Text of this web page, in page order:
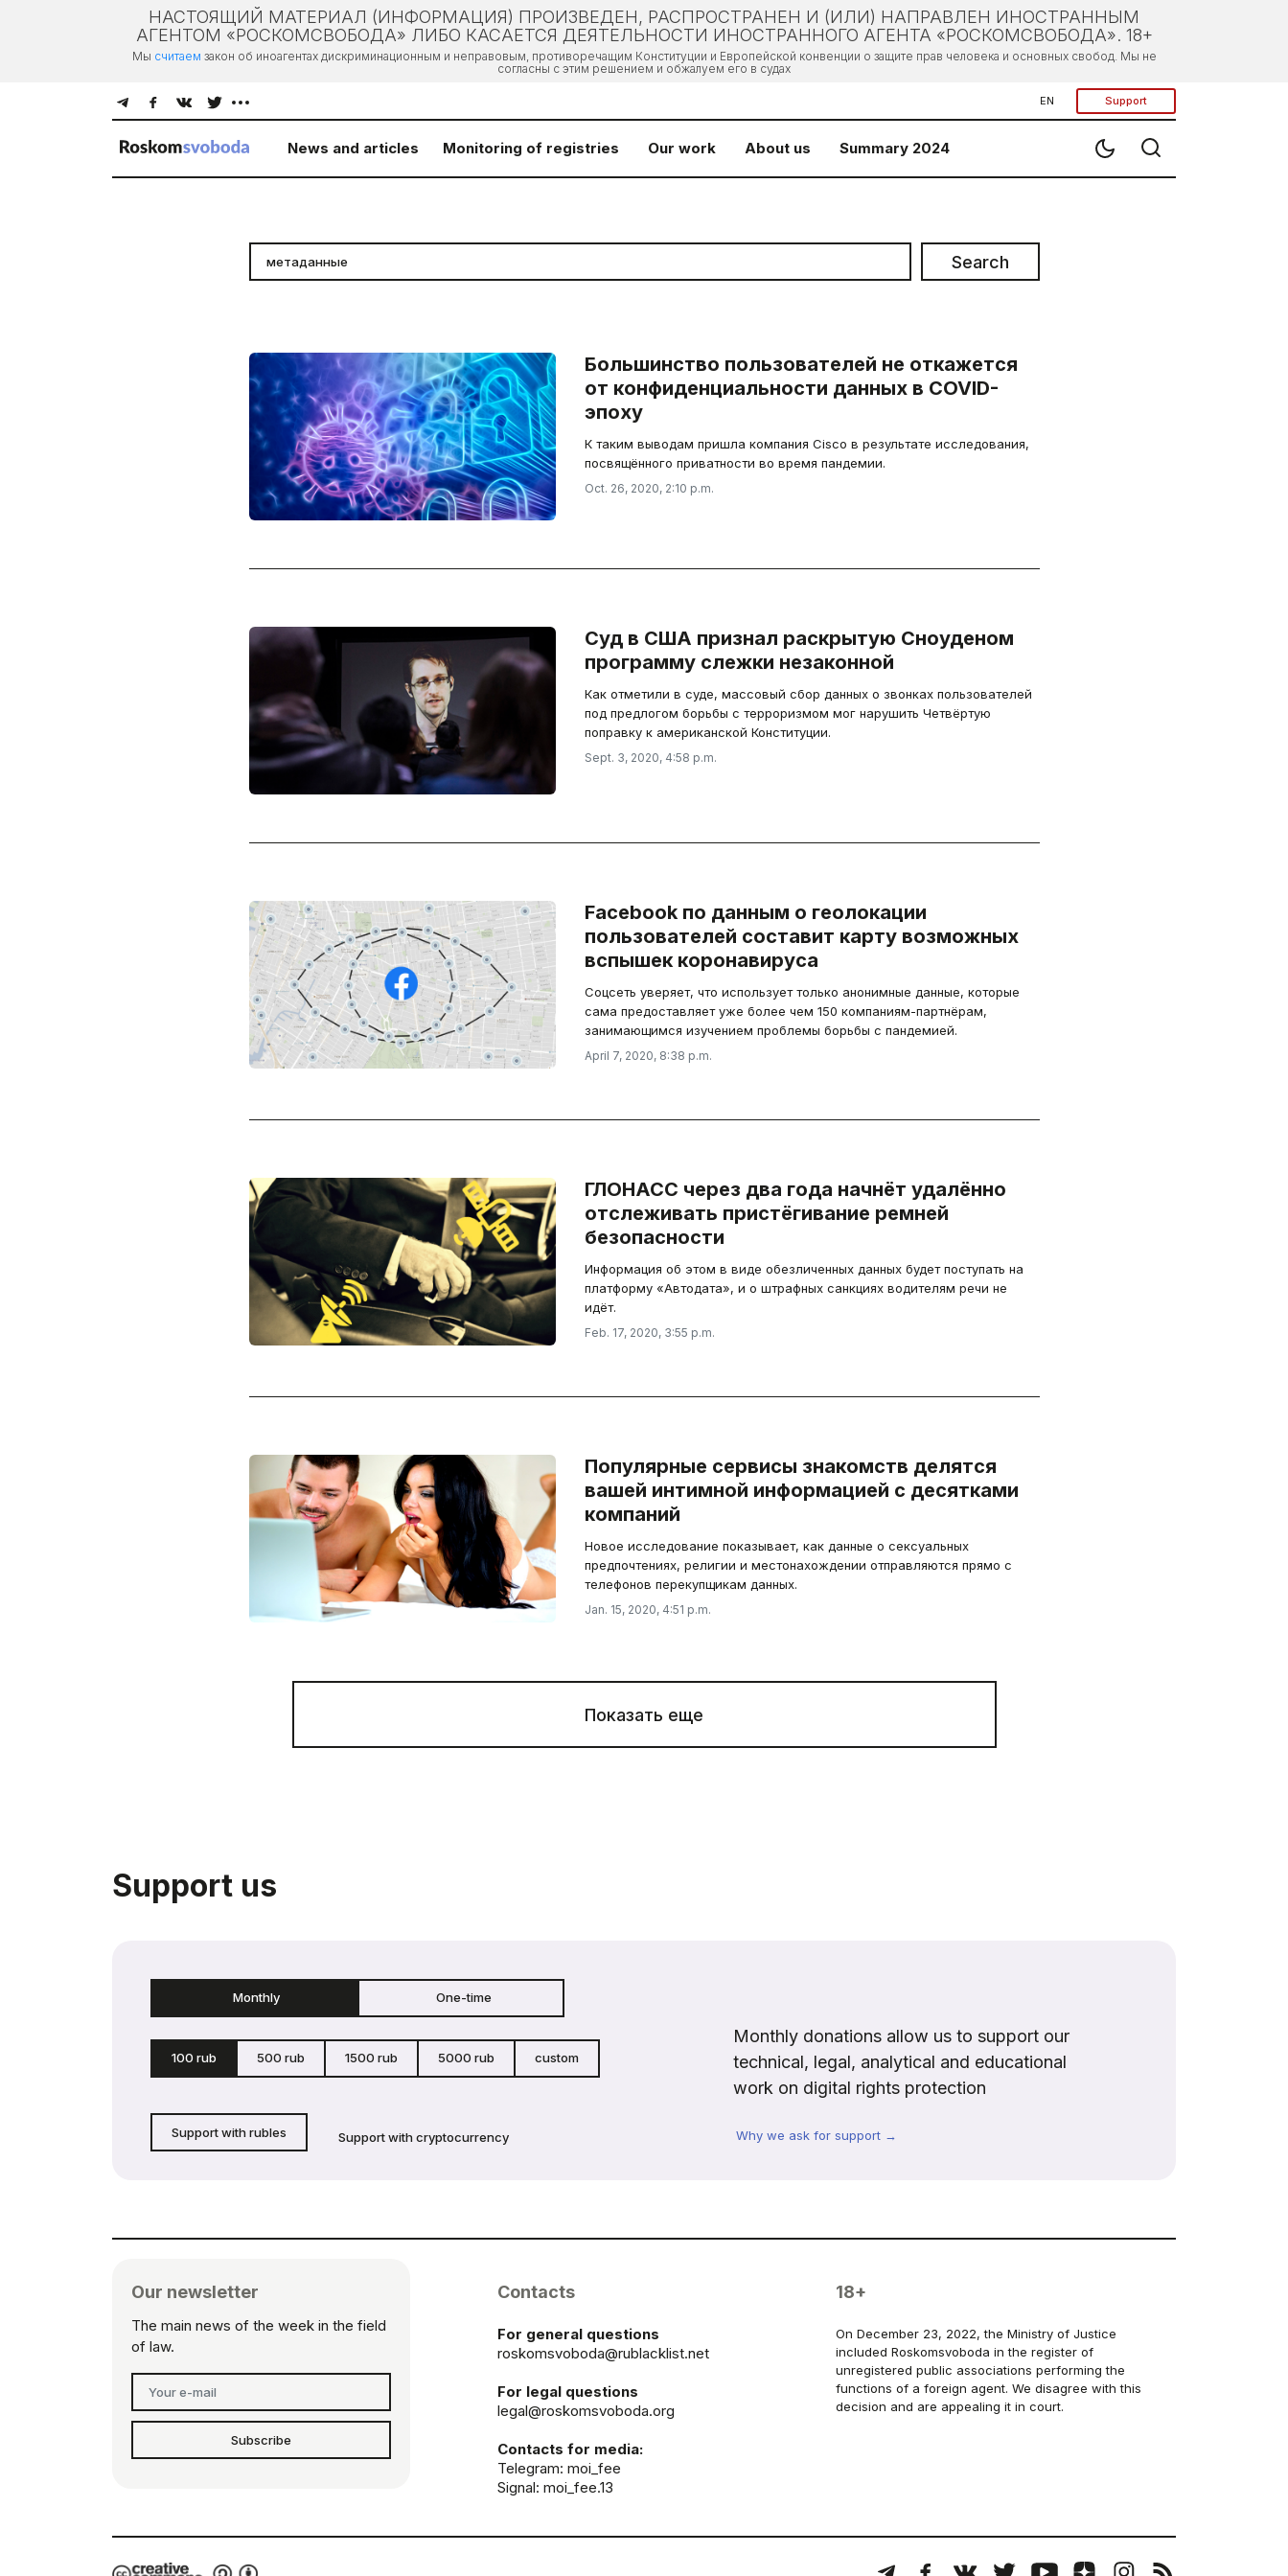
НАСТОЯЩИЙ МАТЕРИАЛ (ИНФОРМАЦИЯ) ПРОИЗВЕДЕН, РАСПРОСТРАНЕН И (ИЛИ) НАПРАВЛЕН ИНОСТРАННЫМ
АГЕНТОМ «РОСКОМСВОБОДА» ЛИБО КАСАЕТСЯ ДЕЯТЕЛЬНОСТИ ИНОСТРАННОГО АГЕНТА «РОСКОМСВОБОДА». 18+
Мы считаем закон об иноагентах дискриминационным и неправовым, противоречащим Конституции и Европейской конвенции о защите прав человека и основных свобод. Мы не
согласны с этим решением и обжалуем его в судах
EN Support
News and articles Monitoring of registries Our work About us Summary 2024
Search
Большинство пользователей не откажется
от конфиденциальности данных в COVID-
эпоху
К таким выводам пришла компания Cisco в результате исследования,
посвящённого приватности во время пандемии.
Oct. 26, 2020, 2:10 p.m.
Суд в США признал раскрытую Сноуденом
программу слежки незаконной
Как отметили в суде, массовый сбор данных о звонках пользователей
под предлогом борьбы с терроризмом мог нарушить Четвёртую
поправку к американской Конституции.
Sept. 3, 2020, 4:58 p.m.
Facebook по данным о геолокации
пользователей составит карту возможных
вспышек коронавируса
Соцсеть уверяет, что использует только анонимные данные, которые
сама предоставляет уже более чем 150 компаниям-партнёрам,
занимающимся изучением проблемы борьбы с пандемией.
April 7, 2020, 8:38 p.m.
ГЛОНАСС через два года начнёт удалённо
отслеживать пристёгивание ремней
безопасности
Информация об этом в виде обезличенных данных будет поступать на
платформу «Автодата», и о штрафных санкциях водителям речи не
идёт.
Feb. 17, 2020, 3:55 p.m.
Популярные сервисы знакомств делятся
вашей интимной информацией с десятками
компаний
Новое исследование показывает, как данные о сексуальных
предпочтениях, религии и местонахождении отправляются прямо с
телефонов перекупщикам данных.
Jan. 15, 2020, 4:51 p.m.
Показать еще
Support us
Monthly One-time
100 rub 500 rub 1500 rub 5000 rub custom
Support with rubles Support with cryptocurrency
Monthly donations allow us to support our
technical, legal, analytical and educational
work on digital rights protection
Why we ask for support →
Our newsletter
The main news of the week in the field
of law.
Subscribe
Contacts
For general questions
roskomsvoboda@rublacklist.net
For legal questions
legal@roskomsvoboda.org
Contacts for media:
Telegram: moi_fee
Signal: moi_fee.13
18+
On December 23, 2022, the Ministry of Justice
included Roskomsvoboda in the register of
unregistered public associations performing the
functions of a foreign agent. We disagree with this
decision and are appealing it in court.